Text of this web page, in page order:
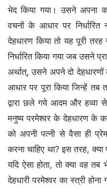
भेद किया गया। उसने अपना
वचनों के आधार पर
देहधारण किया तो यह पूरी
निर्धारित किया गया जब उसने
अर्थात्, उसने अपने दो
आधार पर पूरा किया जिन्हें तब
द्वारा छले गये आदम और हव्वा
मनुष्य परमेश्वर के देहधारण के
को अपनी पत्नी से वैसा ही
करना चाहिए था? इस तरह, क्या
यदि ऐसा होता, तो क्या वह तब
देहधारी परमेश्वर का स्त्री